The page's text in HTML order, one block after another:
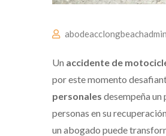
abodeacclongbeachadmin
Un accidente de
por este momento
personales desempeña un
personas en su
un abogado puede